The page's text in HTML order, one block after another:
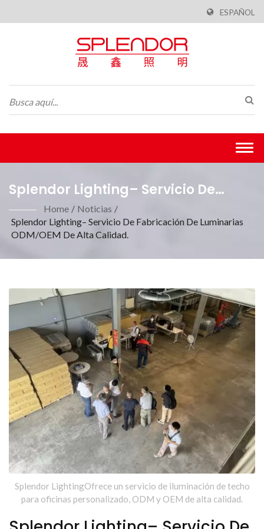
ESPAÑOL
Splendor Lighting– Servicio De
Fabricación De Luminarias
ODM/OEM De Alta
Norma ISO 9001 -Splendor Lighting
Home / Noticias /
Splendor Lighting– Servicio De Fabricación De Luminarias
ODM/OEM De Alta Calidad.
Splendor LightingOfrece un servicio de iluminación de techo
para oficinas personalizado, ODM y OEM de alta calidad.